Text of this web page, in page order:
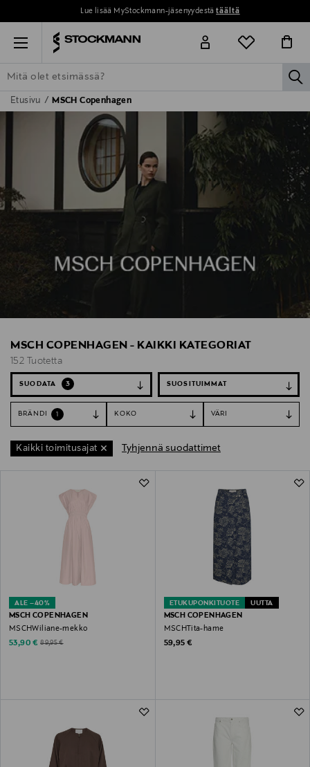
Lue lisää MyStockmann-jäsenyydestätäältä
Menu
ETSI KAIKKI NAISET MIEHET
Etusivu MSCH Copenhagen
MSCH COPENHAGEN - KAIKKI KATEGORIAT
152 Tuotetta
SUODATA 3
BRÄNDI 1 KOKO VÄRI
Kaikki toimitusajat Tyhjennä suodattimet
ALE –40%
MSCH COPENHAGEN
MSCHWiliane-mekko
Discounted Price
53,90 € Original Price
89,95 €
ETUKUPONKITUOTE UUTTA
MSCH COPENHAGEN
MSCHTita-hame
Original Price
59,95 €